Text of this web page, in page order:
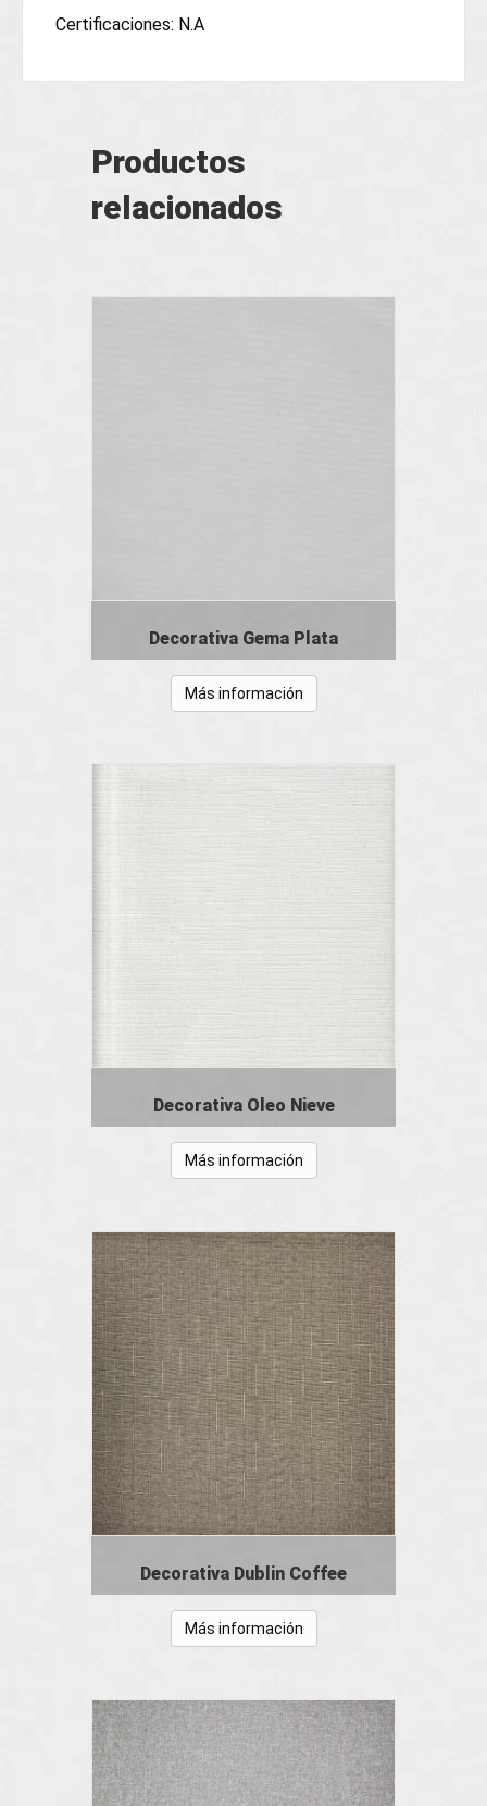
Certificaciones: N.A
Productos
relacionados
Decorativa Gema Plata
Más información
Decorativa Oleo Nieve
Más información
Decorativa Dublin Coffee
Más información